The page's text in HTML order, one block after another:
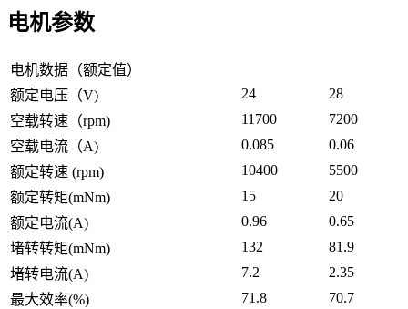
电机参数
电机数据（额定值）
额定电压（V)
24
28
空载转速（rpm)
11700
7200
空载电流（A)
0.085
0.06
额定转速 (rpm)
10400
5500
额定转矩(mNm)
15
20
额定电流(A)
0.96
0.65
堵转转矩(mNm)
132
81.9
堵转电流(A)
7.2
2.35
最大效率(%)
71.8
70.7